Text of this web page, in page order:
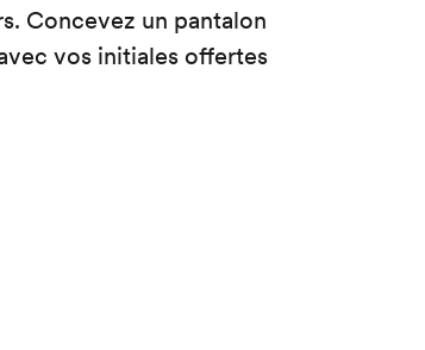
Concevez un pantalon
vos initiales offertes